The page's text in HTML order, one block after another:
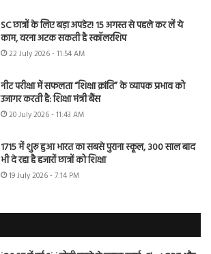
SC छात्रों के लिए बड़ा अपडेट! 15 अगस्त से पहले कर लें ये
काम, वरना अटक सकती है स्कॉलरशिप
22 July 2026 - 11:54 AM
नीट परीक्षा में सफलता “शिक्षा क्रांति” के व्यापक प्रभाव को
उजागर करती है: शिक्षा मंत्री बैंस
20 July 2026 - 11:43 AM
1715 में शुरू हुआ भारत का सबसे पुराना स्कूल, 300 साल बाद
भी दे रहा है हजारों छात्रों को शिक्षा
19 July 2026 - 7:14 PM